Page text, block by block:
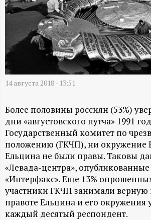
М
А
Й
Д
А
Н
-
и
н
14 августа 2018 - 13:51
Более половины россиян (53%)
дни «августовского путча» 1991
Государственный комитет по
положению (ГКЧП), ни окружение
Ельцина не были правы. Таковы
«Левада-центра», опубликованные
«Интерфакс». Еще 13%
участники ГКЧП занимали
правоте Ельцина и его окружения
каждый десятый респондент.